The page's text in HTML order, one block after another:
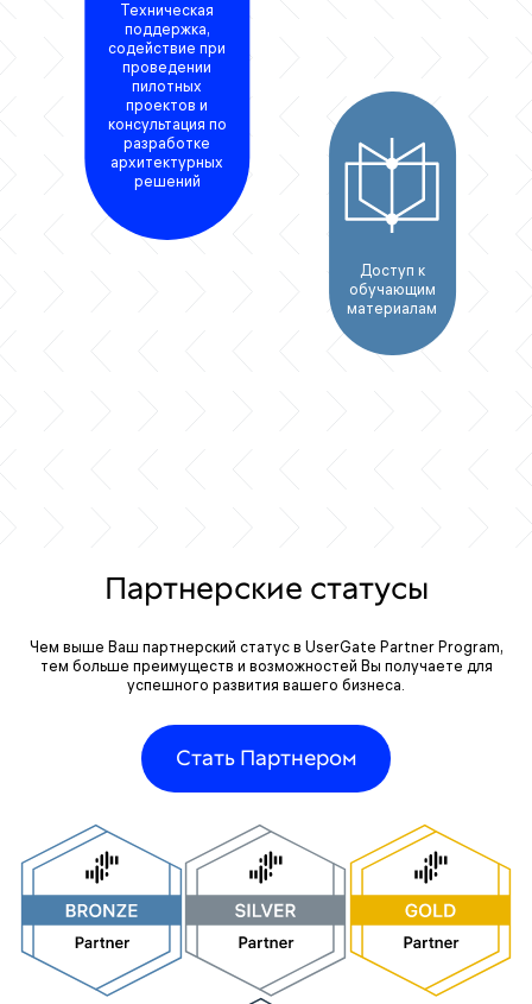
Техническая
поддержка,
содействие при
проведении
пилотных
проектов и
консультация по
разработке
архитектурных
решений
Доступ к
обучающим
материалам
Партнерские статусы
Чем выше Ваш партнерский статус в UserGate Partner Program,
тем больше преимуществ и возможностей Вы получаете для
успешного развития вашего бизнеса.
Стать Партнером